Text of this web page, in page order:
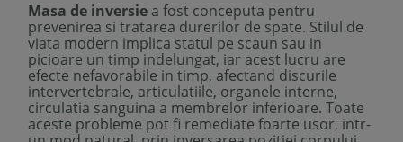
Masa de inversie a fost conceputa pentru
prevenirea si tratarea durerilor de spate. Stilul de
viata modern implica statul pe scaun sau in
picioare un timp indelungat, iar acest lucru are
efecte nefavorabile in timp, afectand discurile
intervertebrale, articulatiile, organele interne,
circulatia sanguina a membrelor inferioare. Toate
aceste probleme pot fi remediate foarte usor, intr-